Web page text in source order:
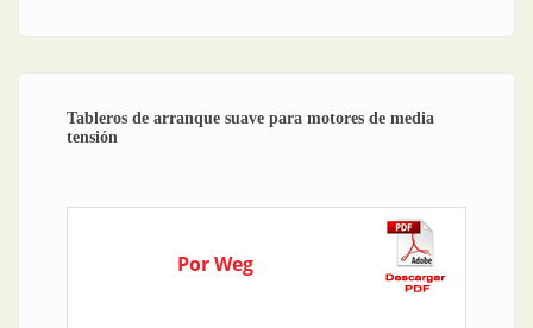
Tableros de arranque suave para motores de media
tensión
Por Weg